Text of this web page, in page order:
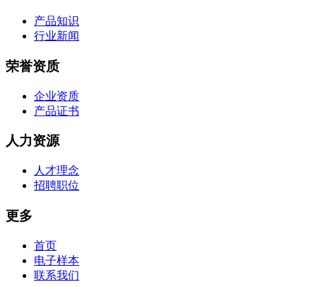
产品知识
行业新闻
荣誉资质
企业资质
产品证书
人力资源
人才理念
招聘职位
更多
首页
电子样本
联系我们